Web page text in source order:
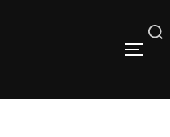
Buscar: